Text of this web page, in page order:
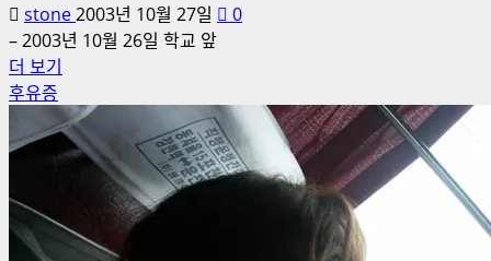
stone2003년 10월 27일
0
– 2003년 10월 26일 학교 앞
더 보기
깎
기
대
후유증